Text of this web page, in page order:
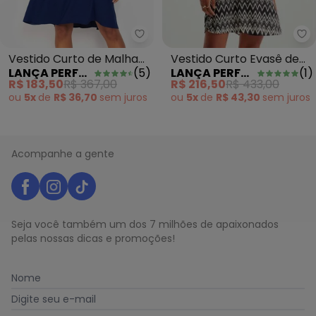
Lança Perfume - Vestido Curto
Vestido Curto de Malha
Azul
LANÇA PERFUME (5)
R$ 183,50R$ 367,00
ou 5x de R$ 36,70 sem juros
Vestido Curto Evasê de
Viscose Estampado
LANÇA PERFUME (1)
R$ 216,50R$ 433,00
ou 5x de R$ 43,30 sem juros
Acompanhe a gente
Seja você também um dos 7 milhões de apaixonados
pelas nossas dicas e promoções!
Nome
Digite seu e-mail